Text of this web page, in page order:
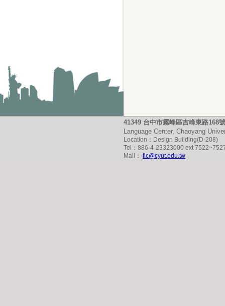
41349 台中市霧峰區吉峰東路168
Language Center, Chaoyang
Location：Design Building(D-208)
Tel：886-4-23323000 ext
Mail： flc@cyut.edu.tw